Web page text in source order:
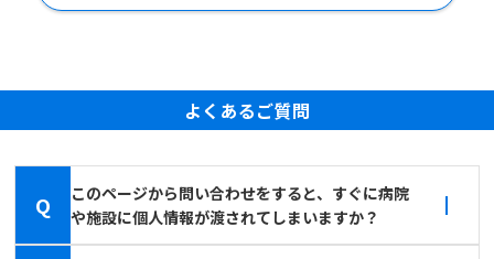
よくあるご質問
Q
このページから問い合わせをすると、すぐに病院
や施設に個人情報が渡されてしまいますか？